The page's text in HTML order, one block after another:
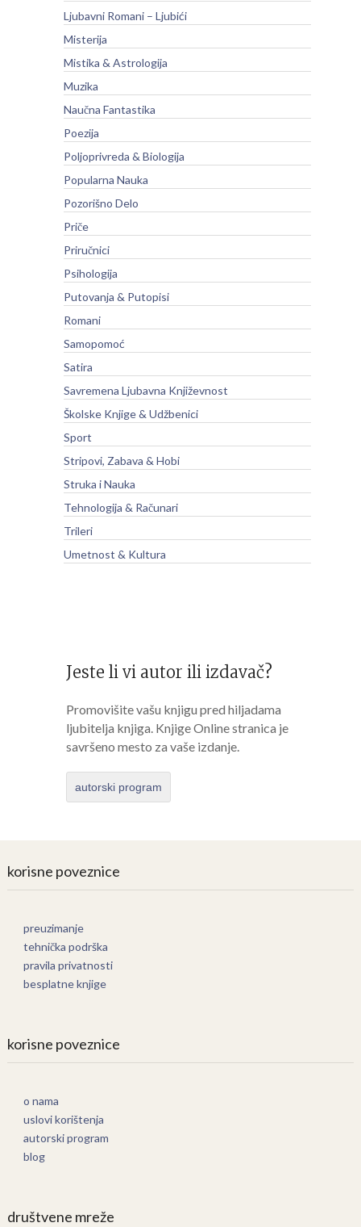
Ljubavni Romani – Ljubići
Misterija
Mistika & Astrologija
Muzika
Naučna Fantastika
Poezija
Poljoprivreda & Biologija
Popularna Nauka
Pozorišno Delo
Priče
Priručnici
Psihologija
Putovanja & Putopisi
Romani
Samopomoć
Satira
Savremena Ljubavna Književnost
Školske Knjige & Udžbenici
Sport
Stripovi, Zabava & Hobi
Struka i Nauka
Tehnologija & Računari
Trileri
Umetnost & Kultura
Jeste li vi autor ili izdavač?
Promovišite vašu knjigu pred hiljadama
ljubitelja knjiga. Knjige Online stranica je
savršeno mesto za vaše izdanje.
autorski program
korisne poveznice
preuzimanje
tehnička podrška
pravila privatnosti
besplatne knjige
korisne poveznice
o nama
uslovi korištenja
autorski program
blog
društvene mreže